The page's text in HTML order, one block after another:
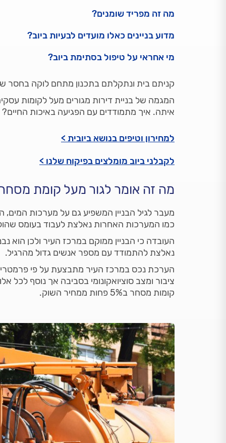
מה זה מפריד שומנים?
מדוע בניינים כאלו מועדים לבעיות ביוב?
מי אחראי על טיפול בסתימת ביוב?
קניתם בית ונתקלתם בתכנון מתחם לוקה בחסר
המגמה של בניית דירות מגורים מעל לקומות
איתה. איך מתמודדים עם הפגיעה באיכות
למחירון וטיפים בנושא ביובית >
לקבלני ביוב מומלצים בפיקוח שלנו >
מה זה אומר לגור מעל קומת
מעבר לגיל הבניין המשפיע גם על מערכות
כמו המערכות האחרות נאלצת לעבוד בעומס
העובדה כי הבניין ממוקם במרכז העיר ולכן
נאלצת להתמודד עם מספר אנשים גדול מהרגיל.
הערכת נכס במרכז העיר מתבצעת על פי
ציבור ומצב סוציואקונומי בסביבה אך נוסף לכל
קומות מסחר ב5% פחות ממחיר השוק.